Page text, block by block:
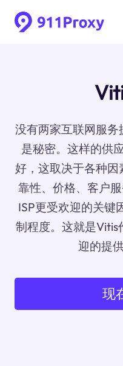
没有两家互联网服
是秘密。这样的供
好，这取决于各种
靠性、价格、客户
ISP更受欢迎的关键
制程度。这就是Vitis
迎的提
现